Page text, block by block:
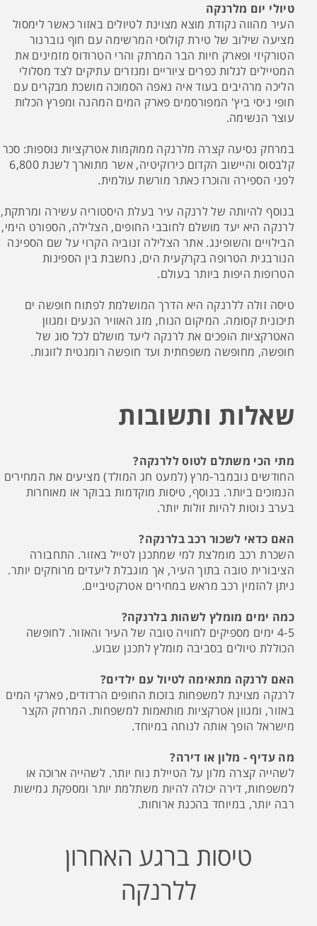
טיולי יום מלרנקה
העיר מהווה נקודת מוצא מצוינת לטיולים באזור כאשר לימסול
מציעה שילוב של טירת קולוסי המרשימה עם חוף גוברנור
הטורקיזי ופארק חיות הבר המרתק והרי הטרודוס מזמינים את
המטיילים לגלות כפרים ציוריים ומנזרים עתיקים לצד מסלולי
הליכה מרהיבים בעוד איה נאפה הסמוכה מושכת מבקרים עם
חופי ניסי ביץ' המפורסמים פארק המים המהנה ומפרץ הכלות
עוצר הנשימה.
במרחק נסיעה קצרה מלרנקה ממוקמות אטרקציות נוספות: סכר
קלבסוס והיישוב הקדום כירוקיטיה, אשר מתוארך לשנת 6,800
לפני הספירה והוכרז כאתר מורשת עולמית.
בנוסף להיותה של לרנקה עיר בעלת היסטוריה עשירה ומרתקת,
לרנקה היא יעד מושלם לחובבי החופים, הצלילה, הספורט הימי,
הבילויים והשופינג. אתר הצלילה זנוביה הקרוי על שם הספינה
הנורבגית הטרופה בקרקעית הים, נחשבת בין הספינות
הטרופות היפות ביותר בעולם.
טיסה זולה ללרנקה היא הדרך המושלמת לפתוח חופשה ים
תיכונית קסומה. המיקום הנוח, מזג האוויר הנעים ומגוון
האטרקציות הופכים את לרנקה ליעד מושלם לכל סוג של
חופשה, מחופשה משפחתית ועד חופשה רומנטית לזוגות.
שאלות ותשובות
מתי הכי משתלם לטוס ללרנקה?
החודשים נובמבר-מרץ (למעט חג המולד) מציעים את המחירים
הנמוכים ביותר. בנוסף, טיסות מוקדמות בבוקר או מאוחרות
בערב נוטות להיות זולות יותר.
האם כדאי לשכור רכב בלרנקה?
השכרת רכב מומלצת למי שמתכנן לטייל באזור. התחבורה
הציבורית טובה בתוך העיר, אך מוגבלת ליעדים מרוחקים יותר.
ניתן להזמין רכב מראש במחירים אטרקטיביים.
כמה ימים מומלץ לשהות בלרנקה?
4-5 ימים מספיקים לחוויה טובה של העיר והאזור. לחופשה
הכוללת טיולים בסביבה מומלץ לתכנן שבוע.
האם לרנקה מתאימה לטיול עם ילדים?
לרנקה מצוינת למשפחות בזכות החופים הרדודים, פארקי המים
באזור, ומגוון אטרקציות מותאמות למשפחות. המרחק הקצר
מישראל הופך אותה לנוחה במיוחד.
מה עדיף - מלון או דירה?
לשהייה קצרה מלון על הטיילת נוח יותר. לשהייה ארוכה או
למשפחות, דירה יכולה להיות משתלמת יותר ומספקת גמישות
רבה יותר, במיוחד בהכנת ארוחות.
טיסות ברגע האחרון
ללרנקה